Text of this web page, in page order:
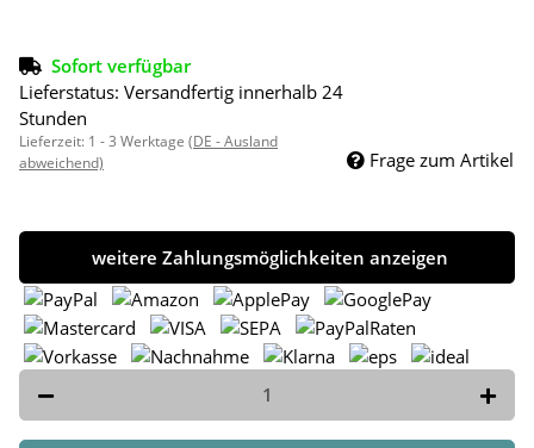
Sofort verfügbar
Lieferstatus: Versandfertig innerhalb 24
Stunden
Lieferzeit: 1 - 3 Werktage (DE - Ausland
abweichend)
Frage zum Artikel
weitere Zahlungsmöglichkeiten anzeigen